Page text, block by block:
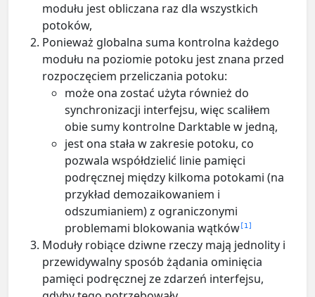
modułu jest obliczana raz dla wszystkich
potoków,
Ponieważ globalna suma kontrolna każdego
modułu na poziomie potoku jest znana przed
rozpoczęciem przeliczania potoku:
może ona zostać użyta również do
synchronizacji interfejsu, więc scaliłem
obie sumy kontrolne Darktable w jedną,
jest ona stała w zakresie potoku, co
pozwala współdzielić linie pamięci
podręcznej między kilkoma potokami (na
przykład demozaikowaniem i
odszumianiem) z ograniczonymi
problemami blokowania wątków
1
Moduły robiące dziwne rzeczy mają jednolity i
przewidywalny sposób żądania ominięcia
pamięci podręcznej ze zdarzeń interfejsu,